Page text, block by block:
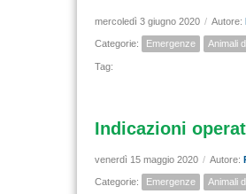
mercoledì 3 giugno 2020 / Autore:
Categorie: Emergenze Animali
Tag:
Indicazioni
venerdì 15 maggio 2020 / Autore:
Categorie: Emergenze Animali